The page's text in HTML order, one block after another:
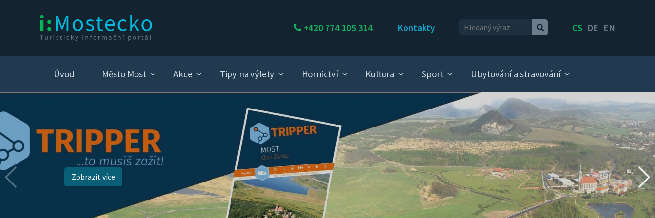
+420 774 105 314 Kontakty CS DE EN
Úvod Město Most Akce Tipy na výlety Hornictví Kultura Sport Ubytování a stravování
Zobrazit více